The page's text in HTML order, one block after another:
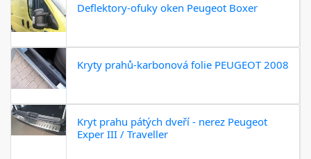
Deflektory-ofuky oken Peugeot Boxer
Kryty prahů-karbonová folie PEUGEOT 2008
Kryt prahu pátých dveří - nerez Peugeot
Exper III / Traveller